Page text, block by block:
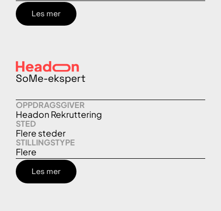
Les mer
SoMe-ekspert
OPPDRAGSGIVER
Headon Rekruttering
STED
Flere steder
STILLINGSTYPE
Flere
Les mer